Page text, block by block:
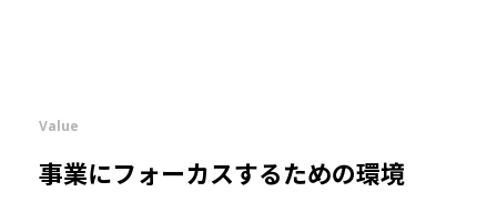
Value
事業にフォーカスするための環境